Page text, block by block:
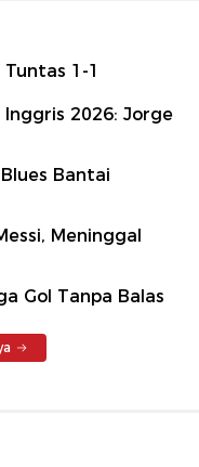
Tuntas 1-1
Inggris 2026: Jorge
Bantai
Meninggal
Gol Tanpa Balas